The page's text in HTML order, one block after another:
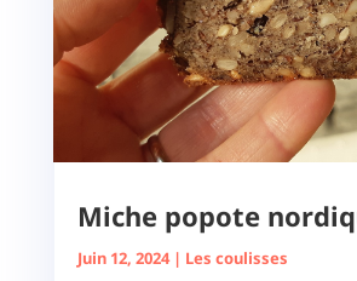
Miche popote
Juin 12, 2024| Les coulisses